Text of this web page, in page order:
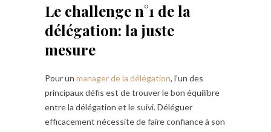
Le challenge n°1 de la
délégation: la juste
mesure
Pour un manager de la délégation, l’un des
principaux défis est de trouver le bon équilibre
entre la délégation et le suivi. Déléguer
efficacement nécessite de faire confiance à son